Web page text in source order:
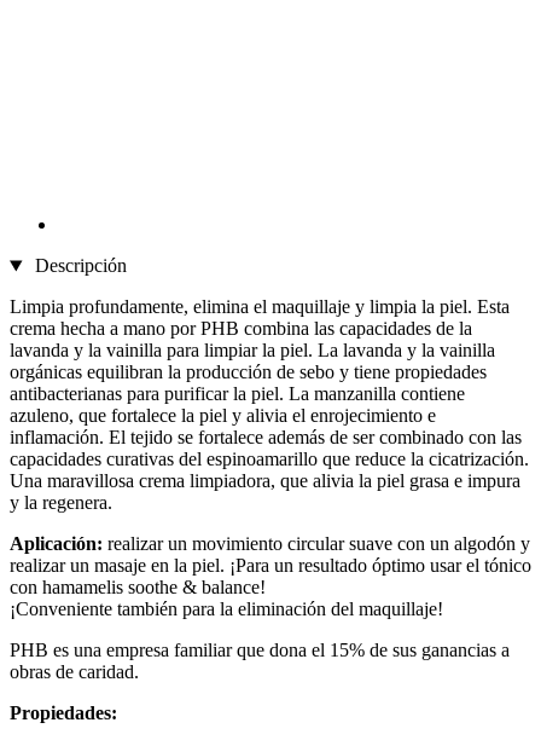
Descripción
Limpia profundamente, elimina el maquillaje y limpia la piel. Esta
crema hecha a mano por PHB combina las capacidades de la
lavanda y la vainilla para limpiar la piel. La lavanda y la vainilla
orgánicas equilibran la producción de sebo y tiene propiedades
antibacterianas para purificar la piel. La manzanilla contiene
azuleno, que fortalece la piel y alivia el enrojecimiento e
inflamación. El tejido se fortalece además de ser combinado con las
capacidades curativas del espinoamarillo que reduce la cicatrización.
Una maravillosa crema limpiadora, que alivia la piel grasa e impura
y la regenera.
Aplicación: realizar un movimiento circular suave con un algodón y
realizar un masaje en la piel. ¡Para un resultado óptimo usar el tónico
con hamamelis soothe & balance!
¡Conveniente también para la eliminación del maquillaje!
PHB es una empresa familiar que dona el 15% de sus ganancias a
obras de caridad.
Propiedades: